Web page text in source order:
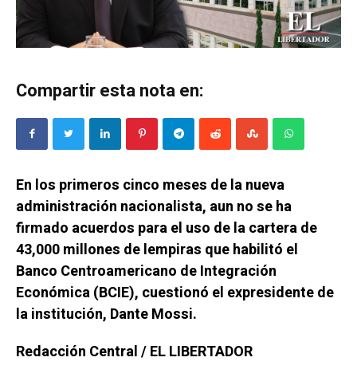
Compartir esta nota en:
En los primeros cinco meses de la nueva
administración nacionalista, aun no se ha
firmado acuerdos para el uso de la cartera de
43,000 millones de lempiras que habilitó el
Banco Centroamericano de Integración
Económica (BCIE), cuestionó el expresidente de
la institución, Dante Mossi.
Redacción Central / EL LIBERTADOR